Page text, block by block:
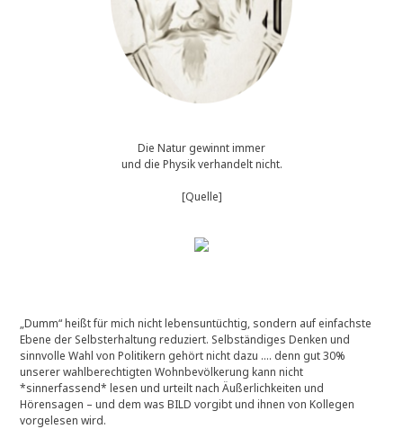
Die Natur gewinnt immer
und die Physik verhandelt nicht.
[Quelle]
„Dumm“ heißt für mich nicht lebensuntüchtig, sondern auf einfachste
Ebene der Selbsterhaltung reduziert. Selbständiges Denken und
sinnvolle Wahl von Politikern gehört nicht dazu …. denn gut 30%
unserer wahlberechtigten Wohnbevölkerung kann nicht
*sinnerfassend* lesen und urteilt nach Äußerlichkeiten und
Hörensagen – und dem was BILD vorgibt und ihnen von Kollegen
vorgelesen wird.